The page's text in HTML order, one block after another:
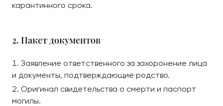
карантинного срока.
2. Пакет документов
Заявление ответственного за захоронение лица
и документы, подтверждающие родство.
Оригинал свидетельства о смерти и паспорт
могилы.